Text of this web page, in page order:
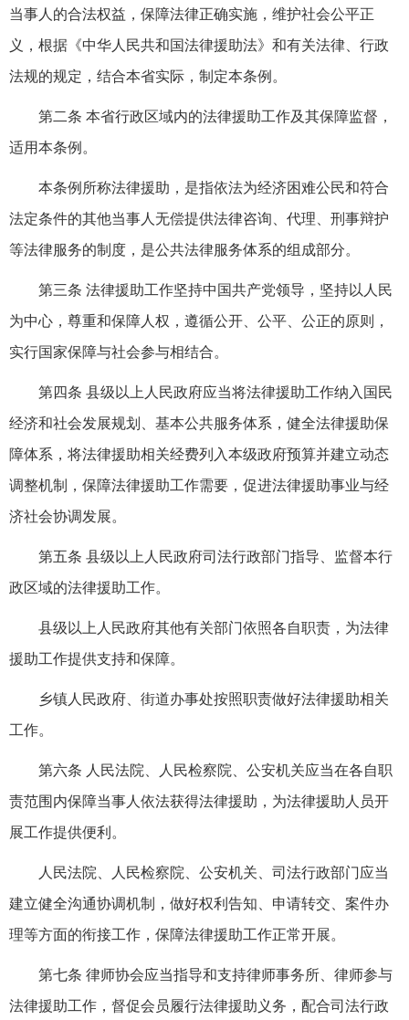
当事人的合法权益，保障法律正确实施，维护社会公平正
义，根据《中华人民共和国法律援助法》和有关法律、行政
法规的规定，结合本省实际，制定本条例。
第二条 本省行政区域内的法律援助工作及其保障监督，
适用本条例。
本条例所称法律援助，是指依法为经济困难公民和符合
法定条件的其他当事人无偿提供法律咨询、代理、刑事辩护
等法律服务的制度，是公共法律服务体系的组成部分。
第三条 法律援助工作坚持中国共产党领导，坚持以人民
为中心，尊重和保障人权，遵循公开、公平、公正的原则，
实行国家保障与社会参与相结合。
第四条 县级以上人民政府应当将法律援助工作纳入国民
经济和社会发展规划、基本公共服务体系，健全法律援助保
障体系，将法律援助相关经费列入本级政府预算并建立动态
调整机制，保障法律援助工作需要，促进法律援助事业与经
济社会协调发展。
第五条 县级以上人民政府司法行政部门指导、监督本行
政区域的法律援助工作。
县级以上人民政府其他有关部门依照各自职责，为法律
援助工作提供支持和保障。
乡镇人民政府、街道办事处按照职责做好法律援助相关
工作。
第六条 人民法院、人民检察院、公安机关应当在各自职
责范围内保障当事人依法获得法律援助，为法律援助人员开
展工作提供便利。
人民法院、人民检察院、公安机关、司法行政部门应当
建立健全沟通协调机制，做好权利告知、申请转交、案件办
理等方面的衔接工作，保障法律援助工作正常开展。
第七条 律师协会应当指导和支持律师事务所、律师参与
法律援助工作，督促会员履行法律援助义务，配合司法行政